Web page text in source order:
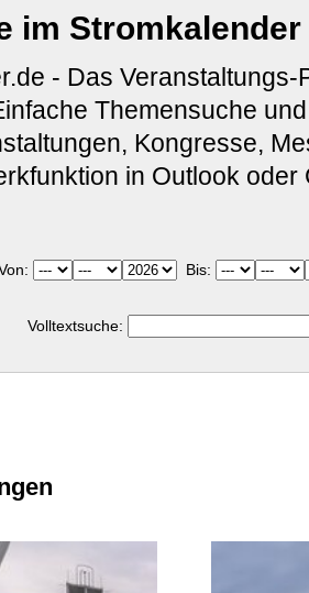
im Stromkalender
- Das Veranstaltungs-
Themensuche
Kongresse,
in Outlook oder
Bis:
Volltextsuche: